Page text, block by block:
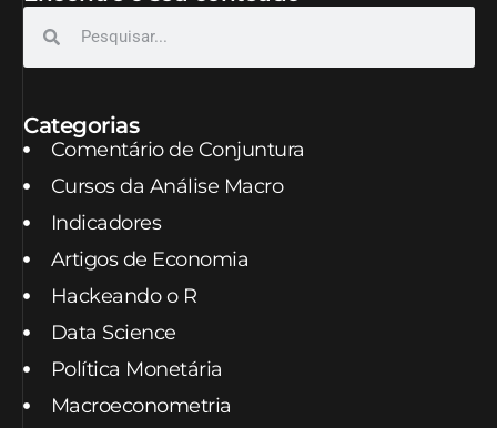
Categorias
Comentário de Conjuntura
Cursos da Análise Macro
Indicadores
Artigos de Economia
Hackeando o R
Data Science
Política Monetária
Macroeconometria